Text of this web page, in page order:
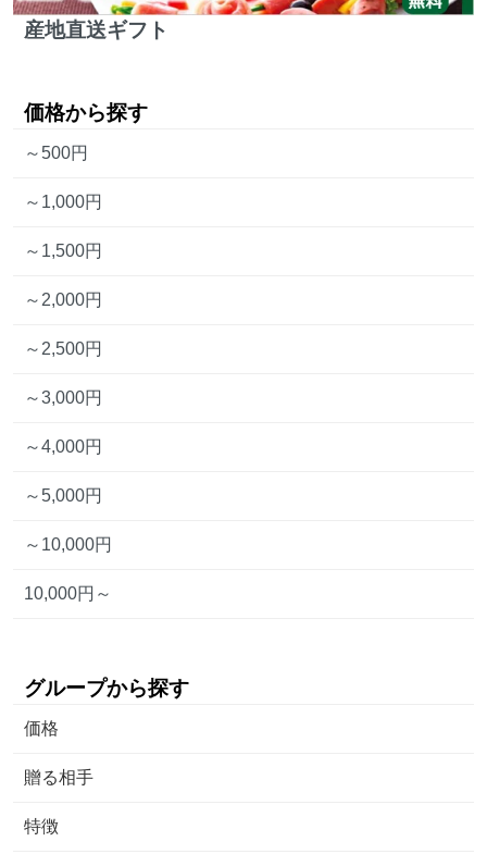
産地直送ギフト
価格から探す
～500円
～1,000円
～1,500円
～2,000円
～2,500円
～3,000円
～4,000円
～5,000円
～10,000円
10,000円～
グループから探す
価格
贈る相手
特徴